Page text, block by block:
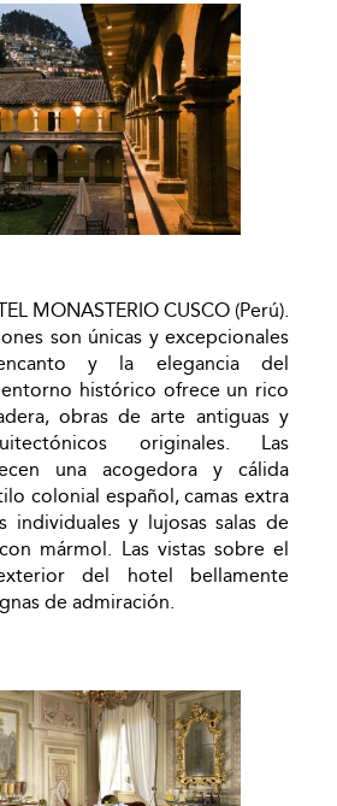
MONASTERIO CUSCO (Perú).
son únicas y excepcionales
y la elegancia del
histórico ofrece un rico
obras de arte antiguas y
originales. Las
una acogedora y cálida
colonial español, camas extra
individuales y lujosas salas de
mármol. Las vistas sobre el
del hotel bellamente
de admiración.